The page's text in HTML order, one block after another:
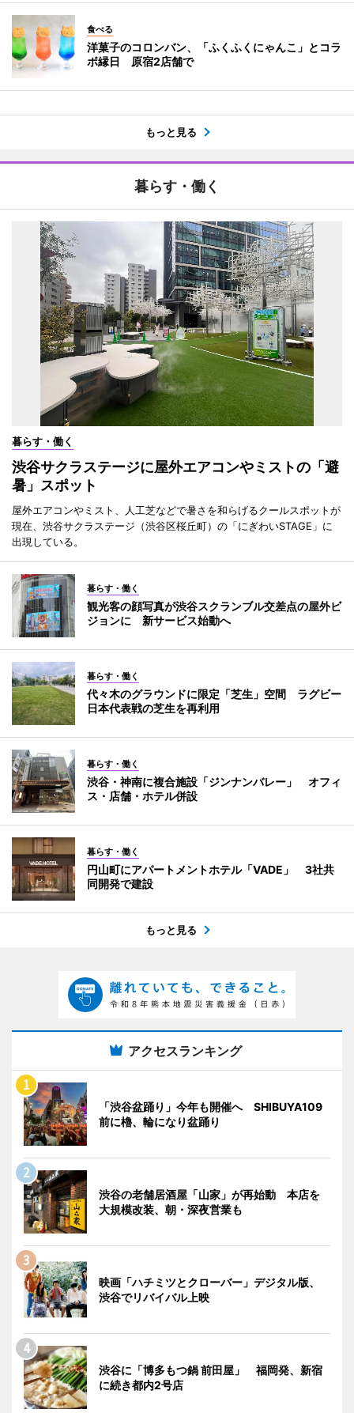
食べる
洋菓子のコロンバン、「ふくふくにゃんこ」とコラ
ボ縁日 原宿2店舗で
もっと見る
暮らす・働く
暮らす・働く
渋谷サクラステージに屋外エアコンやミストの「避
暑」スポット
屋外エアコンやミスト、人工芝などで暑さを和らげるクールスポットが
現在、渋谷サクラステージ（渋谷区桜丘町）の「にぎわいSTAGE」に
出現している。
暮らす・働く
観光客の顔写真が渋谷スクランブル交差点の屋外ビ
ジョンに 新サービス始動へ
暮らす・働く
代々木のグラウンドに限定「芝生」空間 ラグビー
日本代表戦の芝生を再利用
暮らす・働く
渋谷・神南に複合施設「ジンナンバレー」 オフィ
ス・店舗・ホテル併設
暮らす・働く
円山町にアパートメントホテル「VADE」 3社共
同開発で建設
もっと見る
アクセスランキング
「渋谷盆踊り」今年も開催へ SHIBUYA109
前に櫓、輪になり盆踊り
渋谷の老舗居酒屋「山家」が再始動 本店を
大規模改装、朝・深夜営業も
映画「ハチミツとクローバー」デジタル版、
渋谷でリバイバル上映
渋谷に「博多もつ鍋 前田屋」 福岡発、新宿
に続き都内2号店